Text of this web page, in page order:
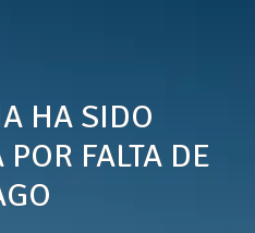
HA SIDO
FALTA DE